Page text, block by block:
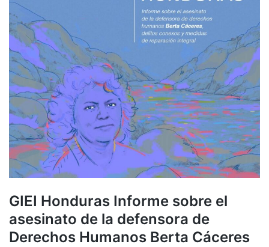
GIEI Honduras Informe sobre el
asesinato de la defensora de
Derechos Humanos Berta Cáceres